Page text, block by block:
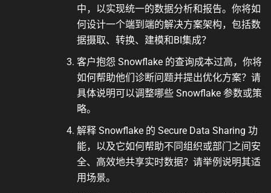
中，以实现统一的数据分析和报告。你将如
何设计一个端到端的解决方案架构，包括数
据摄取、转换、建模和BI集成？
客户抱怨 Snowflake 的查询成本过高，你将
如何帮助他们诊断问题并提出优化方案？请
具体说明可以调整哪些 Snowflake 参数或策
略。
解释 Snowflake 的 Secure Data Sharing 功
能，以及它如何帮助不同组织或部门之间安
全、高效地共享实时数据？请举例说明其适
用场景。